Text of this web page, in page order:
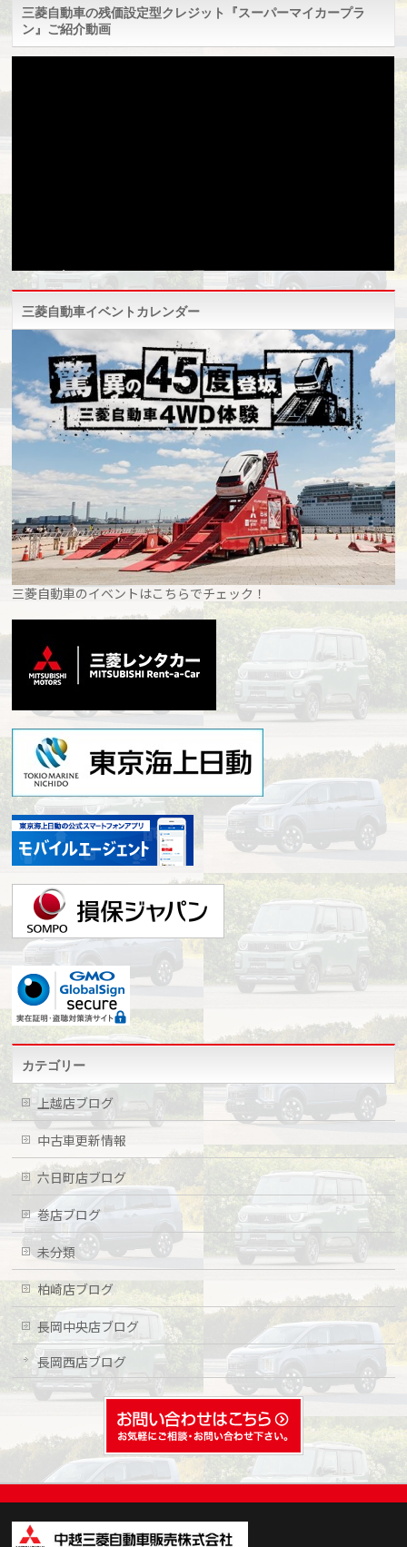
三菱自動車の残価設定型クレジット『スーパーマイカープラ
ン』ご紹介動画
三菱自動車イベントカレンダー
三菱自動車のイベントはこちらでチェック！
カテゴリー
上越店ブログ
中古車更新情報
六日町店ブログ
巻店ブログ
未分類
柏崎店ブログ
長岡中央店ブログ
長岡西店ブログ